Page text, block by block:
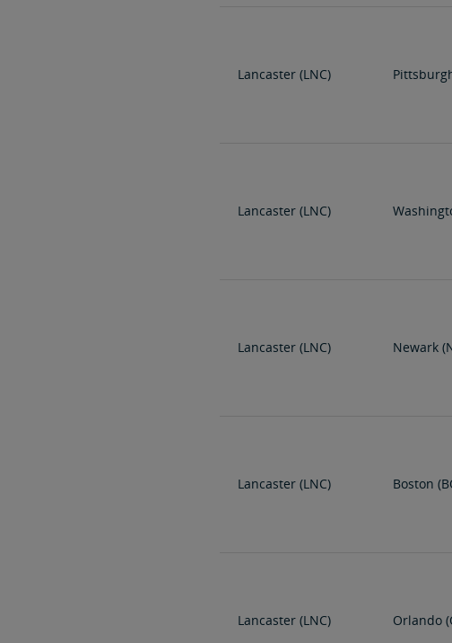
Lancaster (LNC)
Lancaster (LNC)
Lancaster (LNC) Newark
Lancaster (LNC) Boston
Lancaster (LNC) Orlando